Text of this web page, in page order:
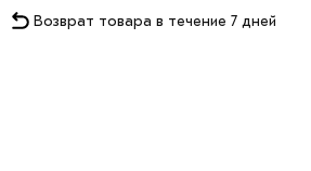
Возврат товара в течение 7 дней